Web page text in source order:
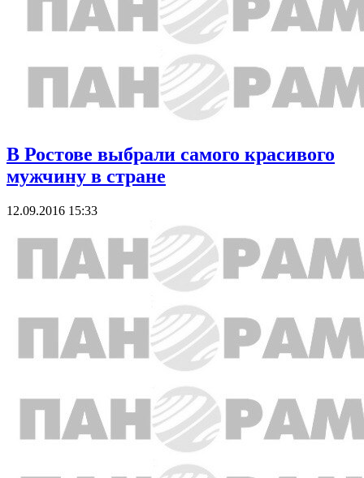
В Ростове выбрали самого красивого
мужчину в стране
12.09.2016 15:33